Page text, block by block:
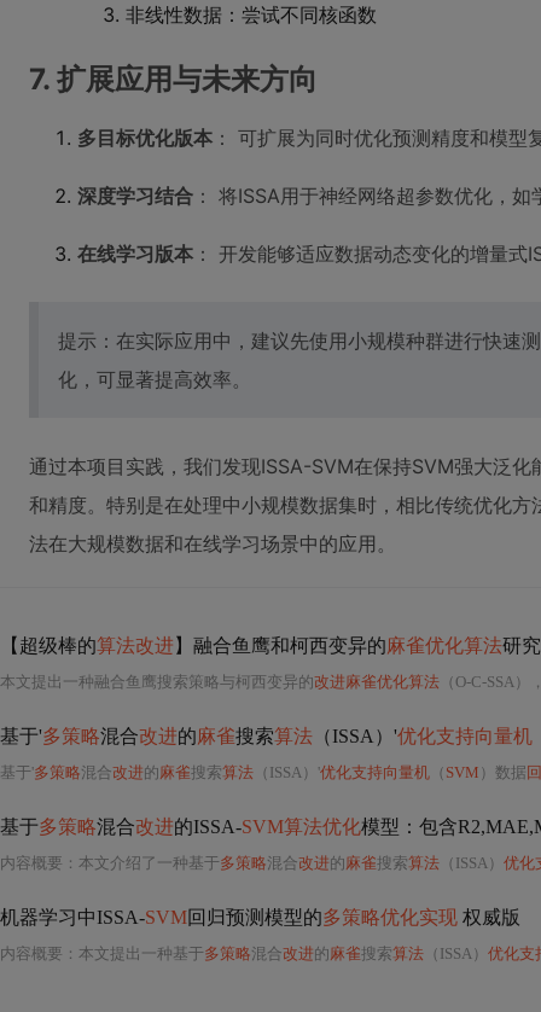
非线性数据：尝试不同核函数
7. 扩展应用与未来方向
多目标优化版本 ： 可扩展为同时优化预测精度和模型
深度学习结合 ： 将ISSA用于神经网络超参数优化，
在线学习版本 ： 开发能够适应数据动态变化的增量式
提示：在实际应用中，建议先使用小规模种群进行快速
化，可显著提高效率。
通过本项目实践，我们发现ISSA-SVM在保持SVM强大泛
和精度。特别是在处理中小规模数据集时，相比传统优化
法在大规模数据和在线学习场景中的应用。
【超级棒的算法改进 】融合鱼鹰和柯西变异的麻雀优化算法研
本文提出一种融合鱼鹰搜索策略与柯西变异的改进麻雀优化算法 （O-C-SSA），通过增强全局探索
基于'多策略混合改进的麻雀搜索算法 （ISSA）'优化支持向量机
基于'多策略混合改进的麻雀搜索算法 （ISSA）'优化支持向量机 （ SVM ）数据
基于多策略混合改进的ISSA-SVM算法优化模型：包含
内容概要：本文介绍了一种基于多策略混合改进的麻雀搜索算法 （ISSA） 优化
机器学习中ISSA-SVM回归预测模型的多策略优化实现 权威版
内容概要：本文提出一种基于多策略混合改进的麻雀搜索算法 （ISSA） 优化支